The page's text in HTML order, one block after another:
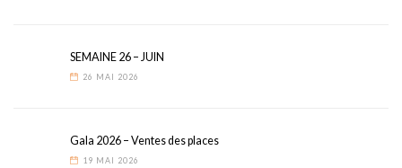
SEMAINE 26 – JUIN
26 MAI 2026
Gala 2026 – Ventes des places
19 MAI 2026